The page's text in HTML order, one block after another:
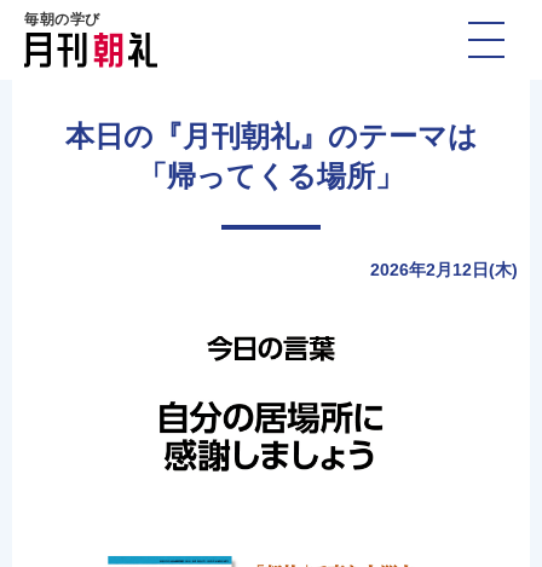
毎朝の学び
本日の『月刊朝礼』のテーマは
「帰ってくる場所」
2026年2月12日(木)